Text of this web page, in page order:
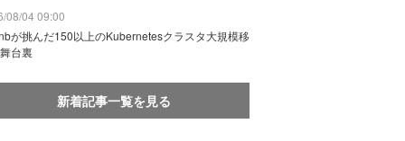
08/04 09:00
が挑んだ150以上のKubernetesクラスタ大規模移
台裏
新着記事一覧を見る